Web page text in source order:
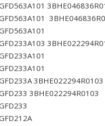
3BHE022294R0103
3BHE022294R0103